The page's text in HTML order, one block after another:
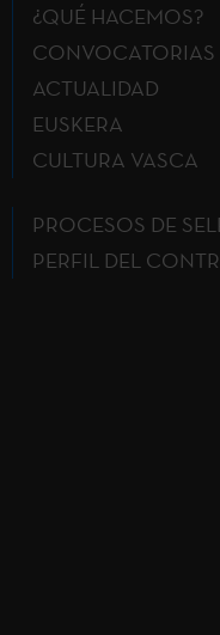
¿QUÉ HACEMOS?
CONVOCATORIAS
ACTUALIDAD
EUSKERA
CULTURA VASCA
PROCESOS DE
PERFIL DEL